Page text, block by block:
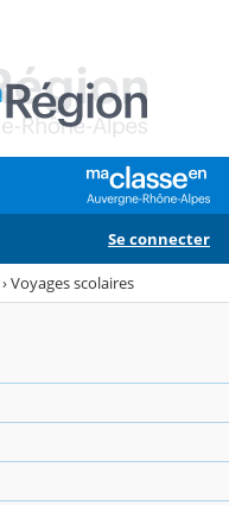
Se connecter
›Voyages scolaires